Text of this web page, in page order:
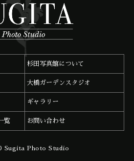
田写真館 本店
291-0683
杉田写真館について
大橋ガーデンスタジオ
ギャラリー
覧 お問い合わせ
Sugita Photo Studio